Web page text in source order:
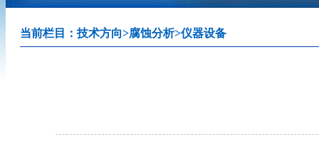
当前栏目： 技术方向>腐蚀分析>仪器设备